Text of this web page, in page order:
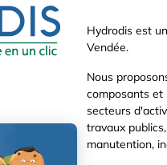
Hydrodis est
Vendée.
Nous
composants et
secteurs
travaux
manutention,